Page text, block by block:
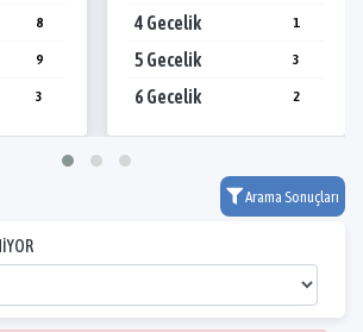
8
9
3
4 Gecelik 1
5 Gecelik 3
6 Gecelik 2
Arama Sonuçları